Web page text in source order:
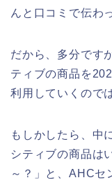
んと口コミで伝わ
だから、多分です
ティブの商品を
利用していくので
もしかしたら、中
シティブの商品は
～？」と、AHCセ